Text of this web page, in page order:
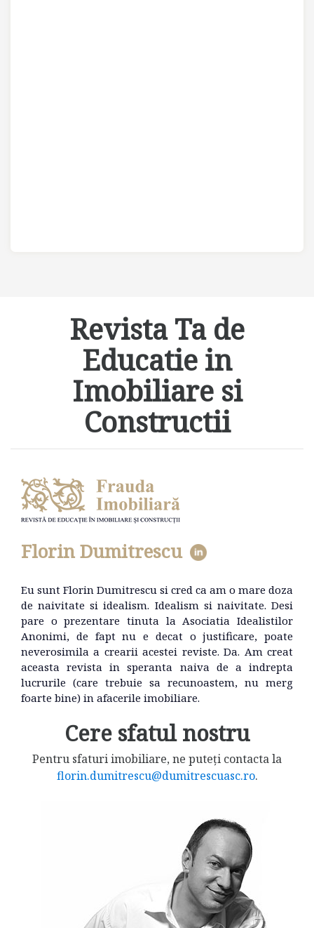
Revista Ta de
Educatie in
Imobiliare si
Constructii
Florin Dumitrescu
Eu sunt Florin Dumitrescu si cred ca am o mare doza
de naivitate si idealism. Idealism si naivitate. Desi
pare o prezentare tinuta la Asociatia Idealistilor
Anonimi, de fapt nu e decat o justificare, poate
neverosimila a crearii acestei reviste. Da. Am creat
aceasta revista in speranta naiva de a indrepta
lucrurile (care trebuie sa recunoastem, nu merg
foarte bine) in afacerile imobiliare.
Cere sfatul nostru
Pentru sfaturi imobiliare, ne puteți contacta la
florin.dumitrescu@dumitrescuasc.ro.